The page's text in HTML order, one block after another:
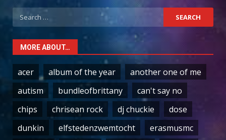
Search
for:
MORE ABOUT…
acer album of the year
another one of me
autism
bundleofbrittany
can't say no
chips
chrisean rock dj chuckie
dose
dunkin
elfstedenzwemtocht
erasmusmc